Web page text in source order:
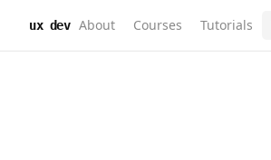
ux dev About Courses Tutorials